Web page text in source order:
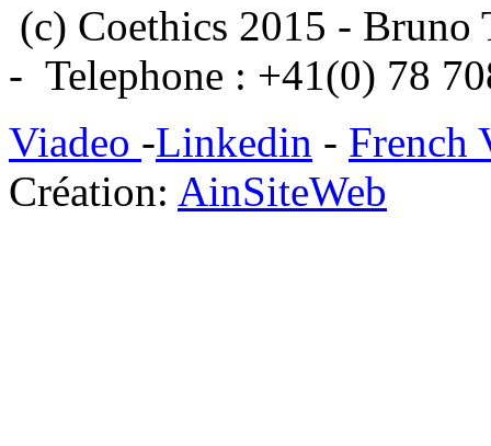
(c) Coethics 2015 -
- Telephone : +41(0) 78
Viadeo -Linkedin - French
Création: AinSiteWeb